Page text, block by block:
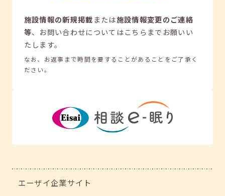
施設情報の新規掲載または施設情報変更のご連絡
等、 お問い合わせについてはこちらまでお願いい
たします。
なお、お返事まで時間を要することがあることをご了承く
ださい。
エーザイ企業サイト